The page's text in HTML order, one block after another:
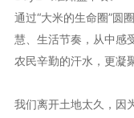
通过“大米的生命圈”圆
慧、生活节奏，从中感
农民辛勤的汗水，更凝
我们离开土地太久，因